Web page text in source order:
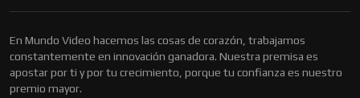
En Mundo Video hacemos las cosas de corazón, trabajamos
constantemente en innovación ganadora. Nuestra premisa es
apostar por ti y por tu crecimiento, porque tu confianza es nuestro
premio mayor.